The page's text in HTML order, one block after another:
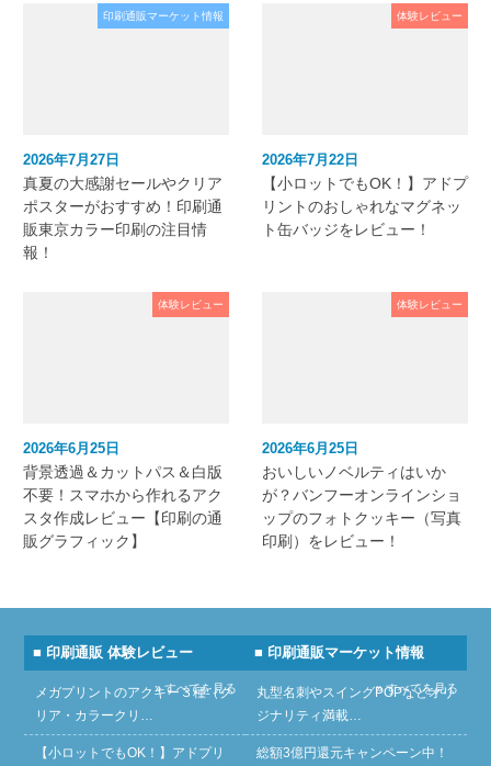
印刷通販マーケット情報
2026年7月27日
真夏の大感謝セールやクリア
ポスターがおすすめ！印刷通
販東京カラー印刷の注目情
報！
体験レビュー
2026年7月22日
【小ロットでもOK！】アドプ
リントのおしゃれなマグネッ
ト缶バッジをレビュー！
体験レビュー
2026年6月25日
背景透過＆カットパス＆白版
不要！スマホから作れるアク
スタ作成レビュー【印刷の通
販グラフィック】
体験レビュー
2026年6月25日
おいしいノベルティはいか
が？バンフーオンラインショ
ップのフォトクッキー（写真
印刷）をレビュー！
■ 印刷通販 体験レビュー
» すべてを見る
メガプリントのアクキー３種（ク
リア・カラークリ…
【小ロットでもOK！】アドプリ
■ 印刷通販マーケット情報
» すべてを見る
丸型名刺やスイングPOPなどオリ
ジナリティ満載…
総額3億円還元キャンペーン中！